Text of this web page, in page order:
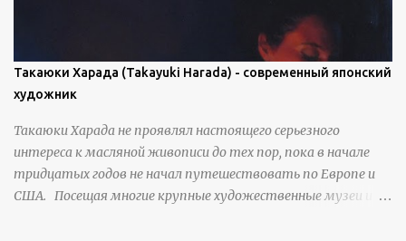
фирнизированного снега. Тем не менее, иногда значительное
количество кристаллов может располагаться в одной
плоскости, например, при образовании поверхностной
изморози. В данном случае усиливается зеркальное
от положения наблюдателя и высоты солнца. Зеркальные
свойства наиболее заметны при угле солнечного света 15° и
ниже; при более высокой солнечной позиции снег
демонстрирует матовое отражение. Эти
Такаюки Харада (Takayuki Harada) - современный японский
художник
Такаюки Харада не проявлял настоящего серьезного
интереса к масляной живописи до тех пор, пока в начале
тридцатых годов не начал путешествовать по Европе и
США. Посещая многие крупные художественные музеи и